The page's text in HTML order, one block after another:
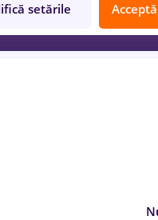
Relevanță
setările